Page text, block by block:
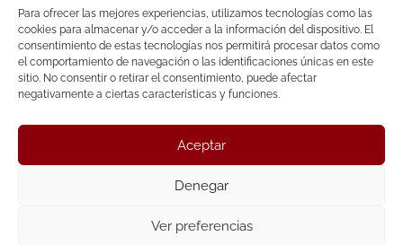
Para ofrecer las mejores experiencias, utilizamos tecnologías como las
cookies para almacenar y/o acceder a la información del dispositivo. El
consentimiento de estas tecnologías nos permitirá procesar datos como
el comportamiento de navegación o las identificaciones únicas en este
sitio. No consentir o retirar el consentimiento, puede afectar
negativamente a ciertas características y funciones.
Aceptar
Denegar
Ver preferencias
Conselleria de Participación,
Transparencia, Cooperación y Calidad
Democrática, como por la Diputación
Provincial de València.